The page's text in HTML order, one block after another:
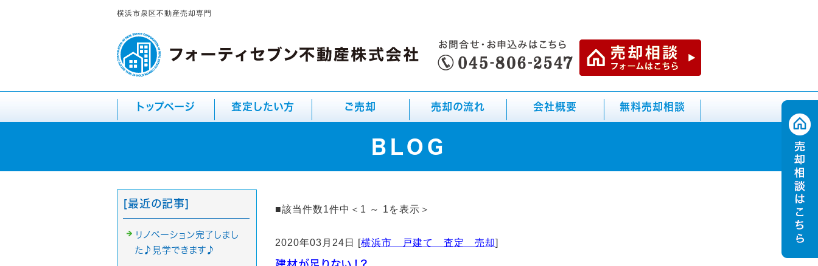
横浜市泉区不動産売却専門
トップページ 査定したい方 ご売却 売却の流れ 会社概要 無料売却相談
BLOG
■該当件数1件中＜1 ～ 1を表示＞
2020年03月24日 [横浜市 戸建て 査定 売却]
[最近の記事]
リノベーション完了しまし
た♪見学できます♪